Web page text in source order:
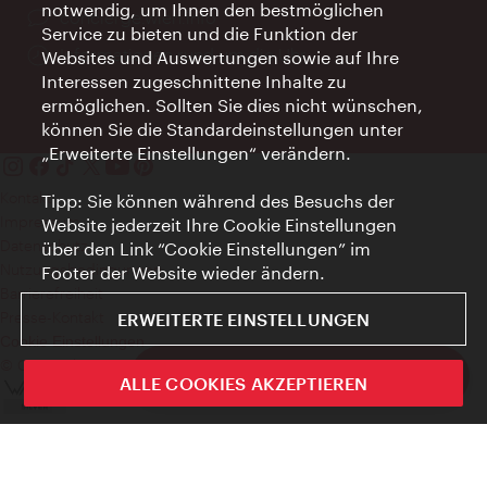
ivie - Die offizielle City Guide App
Ort:
concierge.wien.info
Öffnungszeiten:
Informationen rund um die Uhr
Kontakt
Impressum
Datenschutz
Nutzungsbedingungen
Barrierefreiheit
Cookie Einstellungen
© Copyright WienTourismus
notwendig, um Ihnen den bestmöglichen
Service zu bieten und die Funktion der
Websites und Auswertungen sowie auf Ihre
Interessen zugeschnittene Inhalte zu
ermöglichen. Sollten Sie dies nicht wünschen,
können Sie die Standardeinstellungen unter
„Erweiterte Einstellungen“ verändern.
Tipp: Sie können während des Besuchs der
Website jederzeit Ihre Cookie Einstellungen
über den Link “Cookie Einstellungen” im
Footer der Website wieder ändern.
ERWEITERTE EINSTELLUNGEN
ALLE COOKIES AKZEPTIEREN